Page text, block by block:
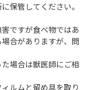
保管してください。
ですが食べ物ではあ
合がありますが、問
場合は獣医師にご相
ルムと留め具を取り